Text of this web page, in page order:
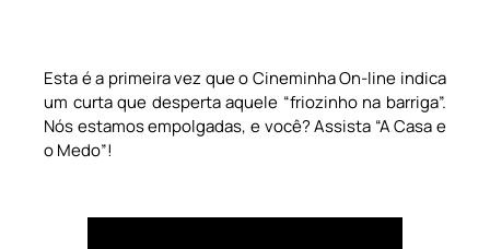
Esta é a primeira vez que o Cineminha On-line indica
um curta que desperta aquele “friozinho na barriga”.
Nós estamos empolgadas, e você? Assista “A Casa e
o Medo”!